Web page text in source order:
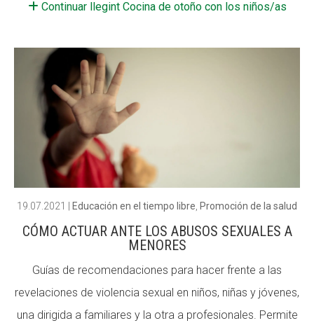
Continuar llegint Cocina de otoño con los niños/as
19.07.2021 Educación en el tiempo libre Promoción de la salud
CÓMO ACTUAR ANTE LOS ABUSOS SEXUALES A
MENORES
Guías de recomendaciones para hacer frente a las
revelaciones de violencia sexual en niños, niñas y jóvenes,
una dirigida a familiares y la otra a profesionales. Permite
Fes voluntariat
Fes un donatiu
Treballa amb nosaltres